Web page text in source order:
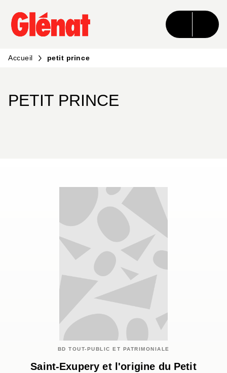
MENU RECHERCHE CONTENU
PIED DE PAGE
Accueil petit prince
PETIT PRINCE
BD TOUT-PUBLIC ET PATRIMONIALE
Saint-Exupery et l'origine du Petit